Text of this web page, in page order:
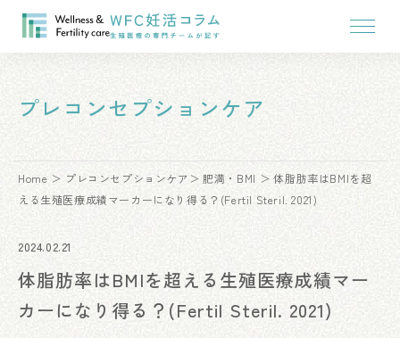
プレコンセプションケア
Home プレコンセプションケア 肥満・BMI
体脂肪率はBMIを超
える生殖医療成績マーカーになり得る？(Fertil Steril. 2021)
2024.02.21
体脂肪率はBMIを超える生殖医療成績マー
カーになり得る？(Fertil Steril. 2021)